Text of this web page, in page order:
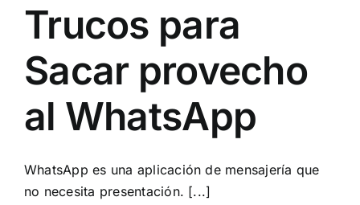
Trucos para
Sacar provecho
al WhatsApp
WhatsApp es una aplicación de mensajería que
no necesita presentación. [...]